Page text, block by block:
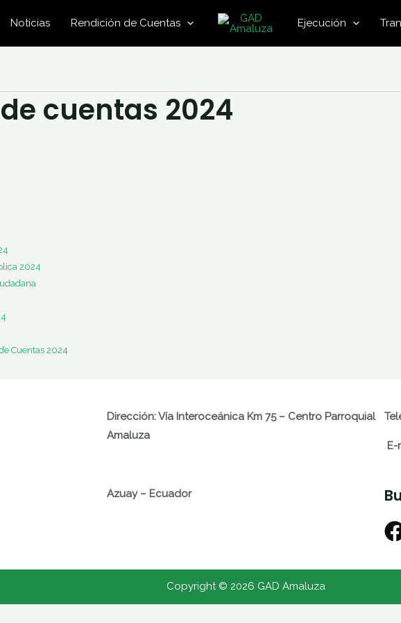
Noticias Rendición de Cuentas Ejecución
cuentas 2024
2024
Cuentas 2024
Dirección: Vía Interoceánica Km 75 – Centro Parroquial
Amaluza
Azuay – Ecuador
E-
Copyright © 2026 GAD Amaluza